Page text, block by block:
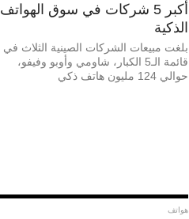
أكبر 5 شركات في سوق الهواتف
الذكية
بلغت مبيعات الشركات الصينية الثلاث في
قائمة الـ5 الكبار، شاومي وأوبو وفيفو،
حوالي 124 مليون هاتف ذكي
هواتف